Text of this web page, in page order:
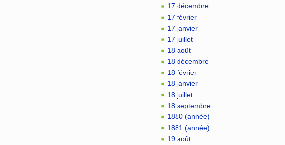
17 décembre
17 février
17 janvier
17 juillet
18 août
18 décembre
18 février
18 janvier
18 juillet
18 septembre
1880 (année)
1881 (année)
19 août